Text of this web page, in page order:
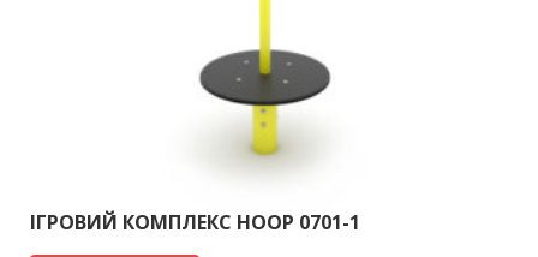
ІГРОВИЙ КОМПЛЕКС HOOP 0701-1